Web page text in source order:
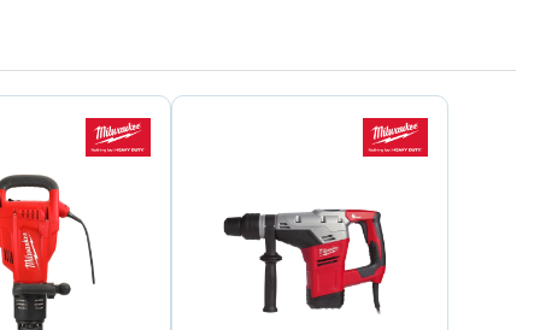
el och VVS. Perfekt för